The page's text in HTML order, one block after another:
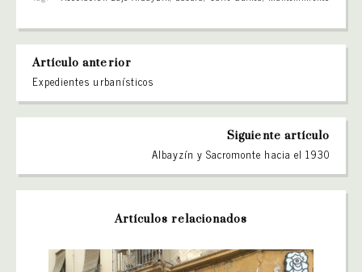
Artículo anterior
Expedientes urbanísticos
Siguiente artículo
Albayzín y Sacromonte hacia el 1930
Artículos relacionados